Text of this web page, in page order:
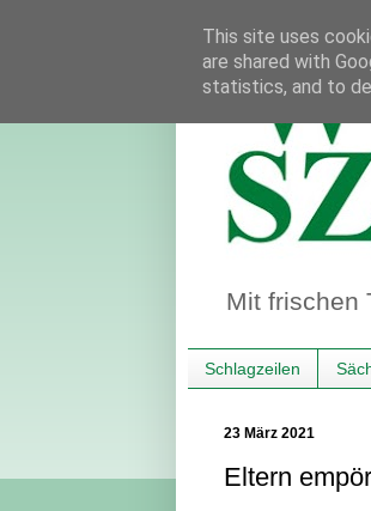
Mit frischen
Schlagzeilen
23 März 2021
Eltern
This site uses
are shared with
statistics, and to